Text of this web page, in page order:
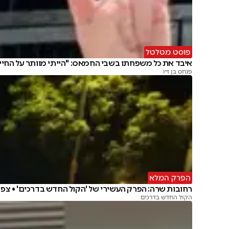
פוסט מטלטל
איבד את כל משפחתו בשבי החמאס: "הייתי מוותר על
פנחס בן זיו
הפרק המלא
רחובות שרה: הפרק העשירי של 'הקול החדש בדרכים' •
הקול החדש בדרכים